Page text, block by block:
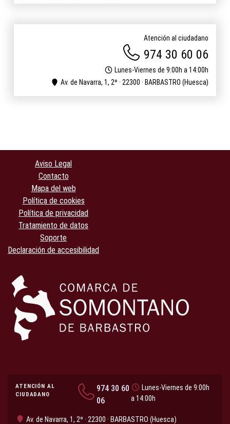
Atención al ciudadano
974 30 60 06
Lunes-Viernes de 9:00h a 14:00h
Av. de Navarra, 1, 2º · 22300 · BARBASTRO (Huesca)
Aviso Legal
Contacto
Mapa del web
Política de cookies
Política de privacidad
Tratamiento de datos
Soporte
Declaración de accesibilidad
ATENCIÓN AL
CIUDADANO
974 30 60
06
Lunes-Viernes de 9:00h
a 14:00h
Av. de Navarra, 1, 2º · 22300 · BARBASTRO (Huesca)